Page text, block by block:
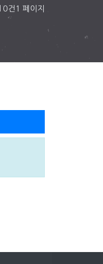
0건1 페이지